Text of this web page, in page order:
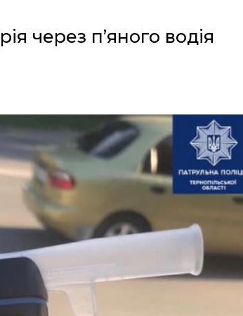
через п’яного водія